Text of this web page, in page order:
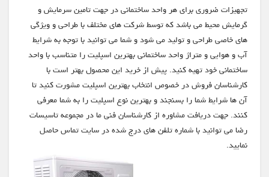
تجهیزات ضروری برای هر واحد ساختمانی در جهت تامین سرمایش و
گرمایش محیط می باشد که توسط شرکت های مختلف با طراحی و ویژگی
های خاصی طراحی و تولید می شود و شما می توانید با توجه به شرایط
آب و هوایی و متراژ واحد ساختمانی بهترین اسپلیت را متناسب با واحد
ساختمانی خود تهیه کنید. پیش از خرید این محصول بهتر است با
کارشناسان فروش در خصوص انتخاب بهترین اسپلیت مشورت کنید تا
آن ها شرایط شما را بسنجند و بهترین نوع اسپلیت را به شما معرفی
کنند. جهت دریافت مشاوره از کارشناسان فنی ما در مجموعه تاسیسات
رضا می توانید با شماره تلفن های درج شده در سایت تماس حاصل
نمایید.